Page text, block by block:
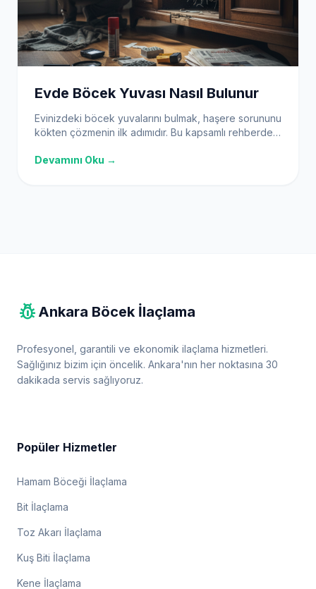
Evde Böcek Yuvası Nasıl Bulunur
Evinizdeki böcek yuvalarını bulmak, haşere sorununu
kökten çözmenin ilk adımıdır. Bu kapsamlı rehberde,
keşfedin.
Devamını Oku →
pest_control Ankara Böcek İlaçlama
Profesyonel, garantili ve ekonomik ilaçlama hizmetleri.
Sağlığınız bizim için öncelik. Ankara'nın her noktasına 30
dakikada servis sağlıyoruz.
Popüler Hizmetler
Hamam Böceği İlaçlama
Bit İlaçlama
Toz Akarı İlaçlama
Kuş Biti İlaçlama
Kene İlaçlama